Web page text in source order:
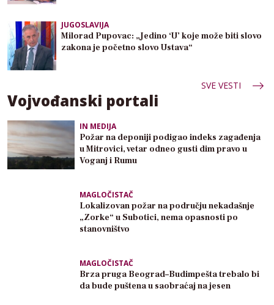
JUGOSLAVIJA
Milorad Pupovac: „Jedino ‘U’ koje može biti slovo
zakona je početno slovo Ustava“
SVE VESTI
Vojvođanski portali
IN MEDIJA
Požar na deponiji podigao indeks zagađenja
u Mitrovici, vetar odneo gusti dim pravo u
Voganj i Rumu
MAGLOČISTAČ
Lokalizovan požar na području nekadašnje
„Zorke“ u Subotici, nema opasnosti po
stanovništvo
MAGLOČISTAČ
Brza pruga Beograd–Budimpešta trebalo bi
da bude puštena u saobraćaj na jesen